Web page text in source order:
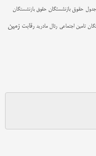
جدول حقوق بازنشستگان حقوق بازنشستگان
تامین اجتماعی رئال مادرید رقابت زمین